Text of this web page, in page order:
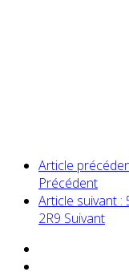
Article
Précédent
Article suivant :
2R9 Suivant